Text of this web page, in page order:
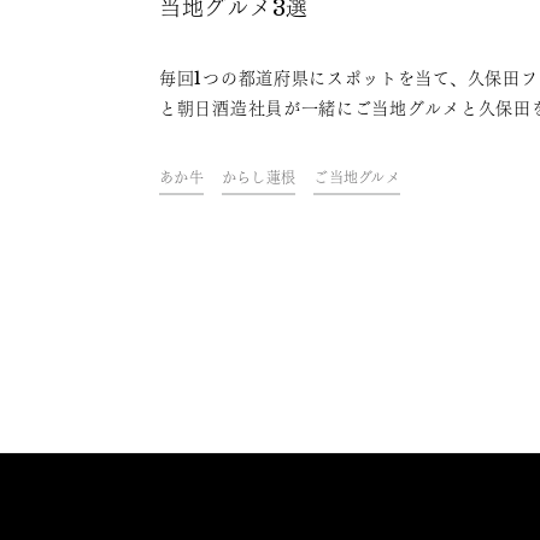
当地グルメ3選
毎回1つの都道府県にスポットを当て、久保田
と朝日酒造社員が一緒にご当地グルメと久保田
楽しむオンライン飲み会「久保田ご当地グルメ
部」。今回は、熊本県をテーマに開催しました
あか牛 からし蓮根 ご当地グルメ